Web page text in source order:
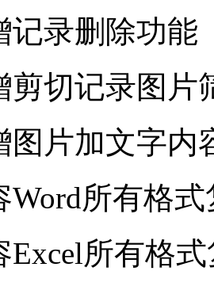
录删除功能
切记录图片
片加文字内
所有格式
所有格式